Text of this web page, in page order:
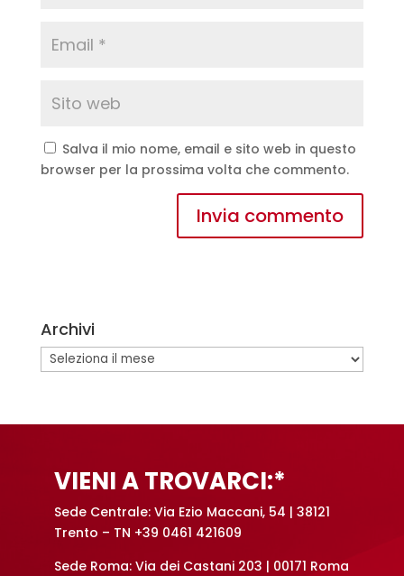
Salva il mio nome, email e sito web in questo
browser per la prossima volta che commento.
r
n
a
Archivi
Archivi
VIENI A TROVARCI:*
Sede Centrale: Via Ezio Maccani, 54 | 38121
Trento – TN +39 0461 421609
Sede Roma: Via dei Castani 203 | 00171 Roma